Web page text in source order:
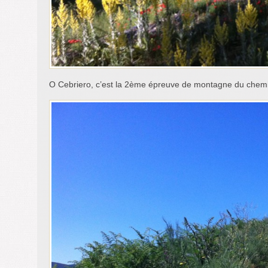
O Cebriero, c’est la 2ème épreuve de montagne du